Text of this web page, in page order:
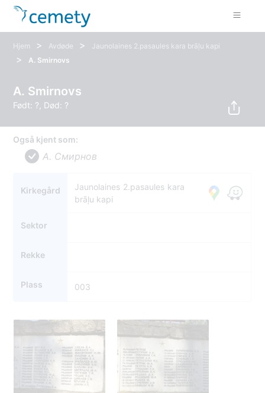
Hjem > Avdøde > Jaunolaines 2.pasaules kara brāļu kapi
> A. Smirnovs
A. Smirnovs
Født: ?, Død: ?
Også kjent som:
A. Смирнов
Kirkegård
Jaunolaines 2.pasaules kara
brāļu kapi
Sektor
Rekke
Plass 003